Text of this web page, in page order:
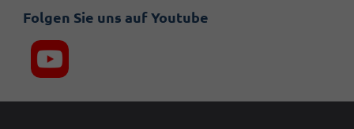
Folgen Sie uns auf Youtube